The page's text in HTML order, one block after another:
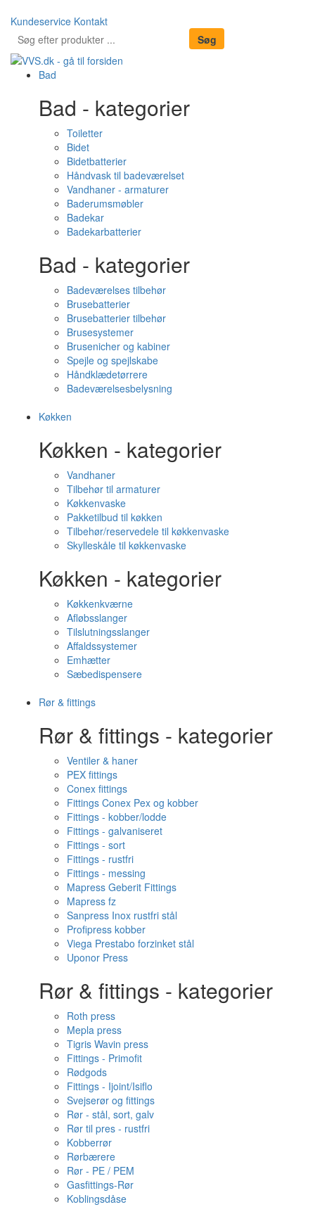
Kundeservice Kontakt
Bad
Bad - kategorier
Toiletter
Bidet
Bidetbatterier
Håndvask til badeværelset
Vandhaner - armaturer
Baderumsmøbler
Badekar
Badekarbatterier
Bad - kategorier
Badeværelses tilbehør
Brusebatterier
Brusebatterier tilbehør
Brusesystemer
Brusenicher og kabiner
Spejle og spejlskabe
Håndklædetørrere
Badeværelsesbelysning
Køkken
Køkken - kategorier
Vandhaner
Tilbehør til armaturer
Køkkenvaske
Pakketilbud til køkken
Tilbehør/reservedele til køkkenvaske
Skylleskåle til køkkenvaske
Køkken - kategorier
Køkkenkværne
Afløbsslanger
Tilslutningsslanger
Affaldssystemer
Emhætter
Sæbedispensere
Rør & fittings
Rør & fittings - kategorier
Ventiler & haner
PEX fittings
Conex fittings
Fittings Conex Pex og kobber
Fittings - kobber/lodde
Fittings - galvaniseret
Fittings - sort
Fittings - rustfri
Fittings - messing
Mapress Geberit Fittings
Mapress fz
Sanpress Inox rustfri stål
Profipress kobber
Viega Prestabo forzinket stål
Uponor Press
Rør & fittings - kategorier
Roth press
Mepla press
Tigris Wavin press
Fittings - Primofit
Rødgods
Fittings - Ijoint/Isiflo
Svejserør og fittings
Rør - stål, sort, galv
Rør til pres - rustfri
Kobberrør
Rørbærere
Rør - PE / PEM
Gasfittings-Rør
Koblingsdåse